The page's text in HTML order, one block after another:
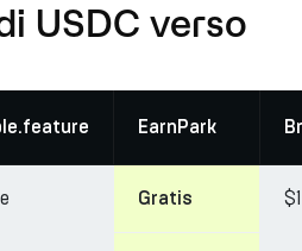
USDC verso
EarnPark
Gratis